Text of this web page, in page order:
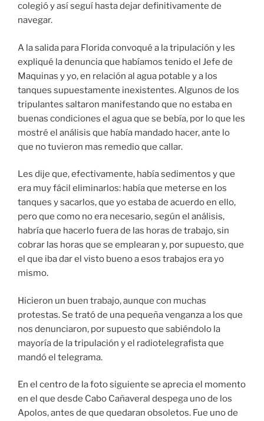
colegió y así seguí hasta dejar definitivamente de
navegar.
A la salida para Florida convoqué a la tripulación y les
expliqué la denuncia que habíamos tenido el Jefe de
Maquinas y yo, en relación al agua potable y a los
tanques supuestamente inexistentes. Algunos de los
tripulantes saltaron manifestando que no estaba en
buenas condiciones el agua que se bebía, por lo que les
mostré el análisis que había mandado hacer, ante lo
que no tuvieron mas remedio que callar.
Les dije que, efectivamente, había sedimentos y que
era muy fácil eliminarlos: había que meterse en los
tanques y sacarlos, que yo estaba de acuerdo en ello,
pero que como no era necesario, según el análisis,
habría que hacerlo fuera de las horas de trabajo, sin
cobrar las horas que se emplearan y, por supuesto, que
el que iba dar el visto bueno a esos trabajos era yo
mismo.
Hicieron un buen trabajo, aunque con muchas
protestas. Se trató de una pequeña venganza a los que
nos denunciaron, por supuesto que sabiéndolo la
mayoría de la tripulación y el radiotelegrafista que
mandó el telegrama.
En el centro de la foto siguiente se aprecia el momento
en el que desde Cabo Cañaveral despega uno de los
Apolos, antes de que quedaran obsoletos. Fue uno de